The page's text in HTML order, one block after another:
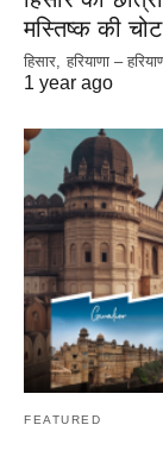
मस्तिष्क की
हिसार, हरियाणा –
1 year ago
FEATURED